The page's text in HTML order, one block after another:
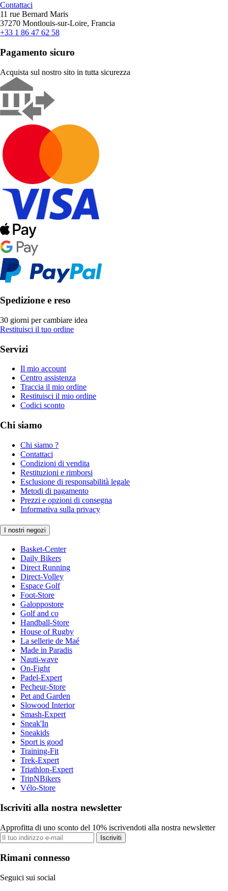
Contattaci
11 rue Bernard Maris
37270 Montlouis-sur-Loire, Francia
+33 1 86 47 62 58
Pagamento sicuro
Acquista sul nostro sito in tutta sicurezza
Spedizione e reso
30 giorni per cambiare idea
Restituisci il tuo ordine
Servizi
Il mio account
Centro assistenza
Traccia il mio ordine
Restituisci il mio ordine
Codici sconto
Chi siamo
Chi siamo ?
Contattaci
Condizioni di vendita
Restituzioni e rimborsi
Esclusione di responsabilità legale
Metodi di pagamento
Prezzi e opzioni di consegna
Informativa sulla privacy
I nostri negozi
Basket-Center
Daily Bikers
Direct Running
Direct-Volley
Espace Golf
Foot-Store
Galoppostore
Golf and co
Handball-Store
House of Rugby
La sellerie de Maé
Made in Paradis
Nauti-wave
On-Fight
Padel-Expert
Pecheur-Store
Pet and Garden
Slowood Interior
Smash-Expert
Sneak'In
Sneakids
Sport is good
Training-Fit
Trek-Expert
Triathlon-Expert
TripNBikers
Vélo-Store
Iscriviti alla nostra newsletter
Approfitta di uno sconto del 10% iscrivendoti alla nostra newsletter
Iscriviti
Rimani connesso
Seguici sui social